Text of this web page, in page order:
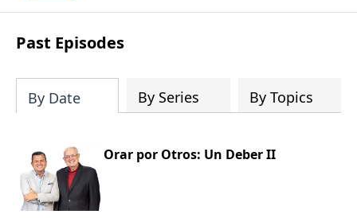
Past Episodes
By Date By Series By Topics
Orar por Otros: Un Deber II